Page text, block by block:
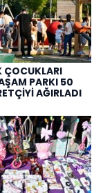
ÇOCUKLARI
PARKI 50
AĞIRLADI